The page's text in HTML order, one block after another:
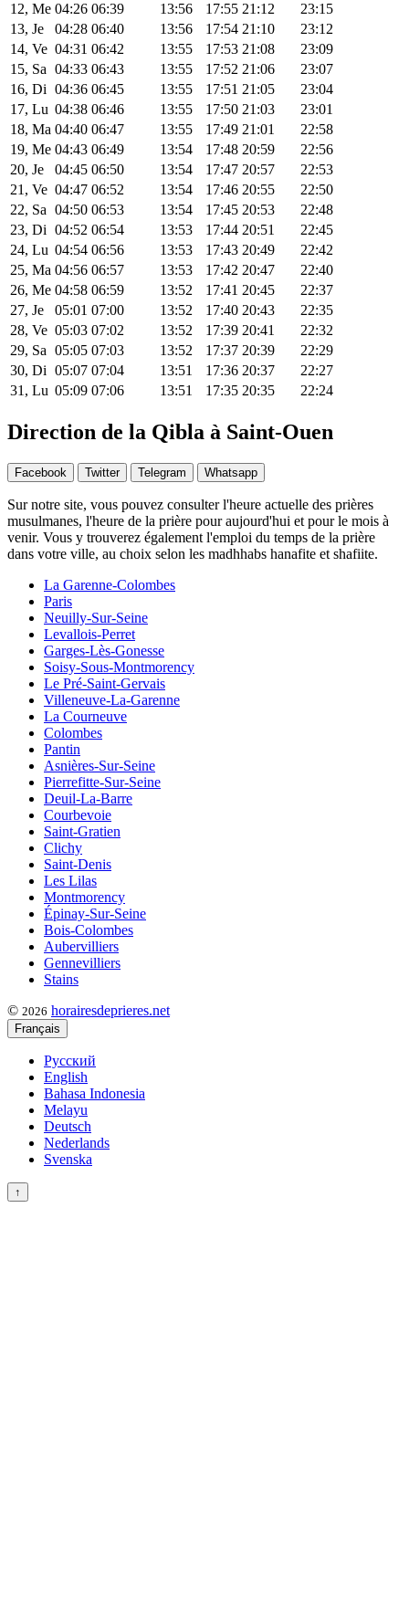
12, Me 04:26 06:39 13:56 17:55 21:12
23:15
13, Je
04:28 06:40 13:56 17:54 21:10
23:12
14, Ve 04:31 06:42 13:55 17:53 21:08
23:09
15, Sa 04:33 06:43 13:55 17:52 21:06
23:07
16, Di 04:36 06:45 13:55 17:51 21:05
23:04
17, Lu 04:38 06:46 13:55 17:50 21:03
23:01
18, Ma 04:40 06:47 13:55 17:49 21:01
22:58
19, Me 04:43 06:49 13:54 17:48 20:59
22:56
20, Je
04:45 06:50 13:54 17:47 20:57
22:53
21, Ve 04:47 06:52 13:54 17:46 20:55
22:50
22, Sa 04:50 06:53 13:54 17:45 20:53
22:48
23, Di 04:52 06:54 13:53 17:44 20:51
22:45
24, Lu 04:54 06:56 13:53 17:43 20:49
22:42
25, Ma 04:56 06:57 13:53 17:42 20:47
22:40
26, Me 04:58 06:59 13:52 17:41 20:45
22:37
27, Je
05:01 07:00 13:52 17:40 20:43
22:35
28, Ve 05:03 07:02 13:52 17:39 20:41
22:32
29, Sa 05:05 07:03 13:52 17:37 20:39
22:29
30, Di 05:07 07:04 13:51 17:36 20:37
22:27
31, Lu 05:09 07:06 13:51 17:35 20:35 22:24
Direction de la Qibla à Saint-Ouen
Facebook Twitter Telegram Whatsapp
Sur notre site, vous pouvez consulter l'heure actuelle des prières
musulmanes, l'heure de la prière pour aujourd'hui et pour le mois à
venir. Vous y trouverez également l'emploi du temps de la prière
dans votre ville, au choix selon les madhhabs hanafite et shafiite.
La Garenne-Colombes
Paris
Neuilly-Sur-Seine
Levallois-Perret
Garges-Lès-Gonesse
Soisy-Sous-Montmorency
Le Pré-Saint-Gervais
Villeneuve-La-Garenne
La Courneuve
Colombes
Pantin
Asnières-Sur-Seine
Pierrefitte-Sur-Seine
Deuil-La-Barre
Courbevoie
Saint-Gratien
Clichy
Saint-Denis
Les Lilas
Montmorency
Épinay-Sur-Seine
Bois-Colombes
Aubervilliers
Gennevilliers
Stains
© 2026 horairesdeprieres.net
Français
Русский
English
Bahasa Indonesia
Melayu
Deutsch
Nederlands
Svenska
↑